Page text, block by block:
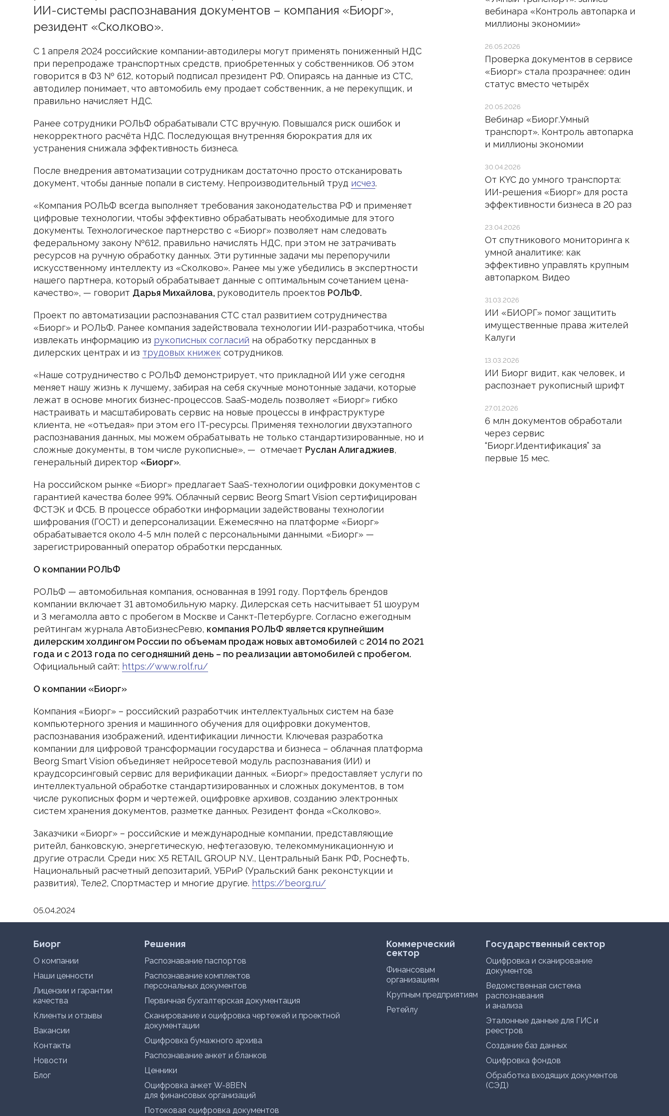
ИИ-системы распознавания документов – компания «Биорг»,
резидент «Сколково».
С 1 апреля 2024 российские компании-автодилеры могут применять пониженный НДС
при перепродаже транспортных средств, приобретенных у собственников. Об этом
говорится в ФЗ № 612, который подписал президент РФ. Опираясь на данные из СТС,
автодилер понимает, что автомобиль ему продает собственник, а не перекупщик, и
правильно начисляет НДС.
Ранее сотрудники РОЛЬФ обрабатывали СТС вручную. Повышался риск ошибок и
некорректного расчёта НДС. Последующая внутренняя бюрократия для их
устранения снижала эффективность бизнеса.
После внедрения автоматизации сотрудникам достаточно просто отсканировать
документ, чтобы данные попали в систему. Непроизводительный труд исчез.
«Компания РОЛЬФ всегда выполняет требования законодательства РФ и применяет
цифровые технологии, чтобы эффективно обрабатывать необходимые для этого
документы. Технологическое партнерство с «Биорг» позволяет нам следовать
федеральному закону №612, правильно начислять НДС, при этом не затрачивать
ресурсов на ручную обработку данных. Эти рутинные задачи мы перепоручили
искусственному интеллекту из «Сколково». Ранее мы уже убедились в экспертности
нашего партнера, который обрабатывает данные с оптимальным сочетанием цена-
качество», — говорит Дарья Михайлова, руководитель проектов РОЛЬФ.
Проект по автоматизации распознавания СТС стал развитием сотрудничества
«Биорг» и РОЛЬФ. Ранее компания задействовала технологии ИИ-разработчика, чтобы
извлекать информацию из рукописных согласий на обработку персданных в
дилерских центрах и из трудовых книжек сотрудников.
«Наше сотрудничество с РОЛЬФ демонстрирует, что прикладной ИИ уже сегодня
меняет нашу жизнь к лучшему, забирая на себя скучные монотонные задачи, которые
лежат в основе многих бизнес-процессов. SaaS-модель позволяет «Биорг» гибко
настраивать и масштабировать сервис на новые процессы в инфраструктуре
клиента, не «отъедая» при этом его IT-ресурсы. Применяя технологии двухэтапного
распознавания данных, мы можем обрабатывать не только стандартизированные, но и
сложные документы, в том числе рукописные», — отмечает Руслан Алигаджиев,
генеральный директор «Биорг».
На российском рынке «Биорг» предлагает SaaS-технологии оцифровки документов с
гарантией качества более 99%. Облачный сервис Beorg Smart Vision сертифицирован
ФСТЭК и ФСБ. В процессе обработки информации задействованы технологии
шифрования (ГОСТ) и деперсонализации. Ежемесячно на платформе «Биорг»
обрабатывается около 4-5 млн полей с персональными данными. «Биорг» —
зарегистрированный оператор обработки персданных.
О компании РОЛЬФ
РОЛЬФ — автомобильная компания, основанная в 1991 году. Портфель брендов
компании включает 31 автомобильную марку. Дилерская сеть насчитывает 51 шоурум
и 3 мегамолла авто с пробегом в Москве и Санкт-Петербурге. Согласно ежегодным
рейтингам журнала АвтоБизнесРевю, компания РОЛЬФ является крупнейшим
дилерским холдингом России по объемам продаж новых автомобилей с 2014 по 2021
года и с 2013 года по сегодняшний день – по реализации автомобилей с пробегом.
Официальный сайт: https://www.rolf.ru/
О компании «Биорг»
Компания «Биорг» – российский разработчик интеллектуальных систем на базе
компьютерного зрения и машинного обучения для оцифровки документов,
распознавания изображений, идентификации личности. Ключевая разработка
компании для цифровой трансформации государства и бизнеса – облачная платформа
Beorg Smart Vision объединяет нейросетевой модуль распознавания (ИИ) и
краудсорсинговый сервис для верификации данных. «Биорг» предоставляет услуги по
интеллектуальной обработке стандартизированных и сложных документов, в том
числе рукописных форм и чертежей, оцифровке архивов, созданию электронных
систем хранения документов, разметке данных. Резидент фонда «Сколково».
Заказчики «Биорг» – российские и международные компании, представляющие
ритейл, банковскую, энергетическую, нефтегазовую, телекоммуникационную и
другие отрасли. Среди них: X5 RETAIL GROUP N.V., Центральный Банк РФ, Роснефть,
Национальный расчетный депозитарий, УБРиР (Уральский банк реконстукции и
развития), Теле2, Cпортмастер и многие другие. https://beorg.ru/
05.04.2024
вебинара «Контроль автопарка и
миллионы экономии»
26.05.2026
Проверка документов в сервисе
«Биорг» стала прозрачнее: один
статус вместо четырёх
20.05.2026
Вебинар «Биорг.Умный
транспорт». Контроль автопарка
и миллионы экономии
30.04.2026
От KYC до умного транспорта:
ИИ-решения «Биорг» для роста
эффективности бизнеса в 20 раз
23.04.2026
От спутникового мониторинга к
умной аналитике: как
эффективно управлять крупным
автопарком. Видео
31.03.2026
ИИ «БИОРГ» помог защитить
имущественные права жителей
Калуги
13.03.2026
ИИ Биорг видит, как человек, и
распознает рукописный шрифт
27.01.2026
6 млн документов обработали
через сервис
“Биорг.Идентификация” за
первые 15 мес.
Биорг
О компании
Наши ценности
Лицензии и гарантии
качества
Клиенты и отзывы
Вакансии
Контакты
Новости
Блог
Решения
Распознавание паспортов
Распознавание комплектов
персональных документов
Первичная бухгалтерская документация
Сканирование и оцифровка чертежей и проектной
документации
Оцифровка бумажного архива
Распознавание анкет и бланков
Ценники
Оцифровка анкет W-8BEN
для финансовых организаций
Потоковая оцифровка документов
Коммерческий
сектор
Финансовым
организациям
Крупным предприятиям
Ретейлу
Государственный сектор
Оцифровка и сканирование
документов
Ведомственная система
распознавания
и анализа
Эталонные данные для ГИС и
реестров
Создание баз данных
Оцифровка фондов
Обработка входящих документов
(СЭД)